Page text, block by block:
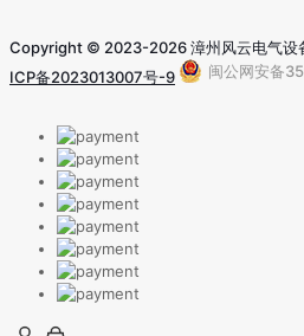
Copyright © 2023-2026 漳州风云电气设
ICP备2023013007号-9
闽公网安备